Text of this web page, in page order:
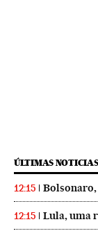
ÚLTIMAS NOTICIAS
12:15
12:15 Lula, uma